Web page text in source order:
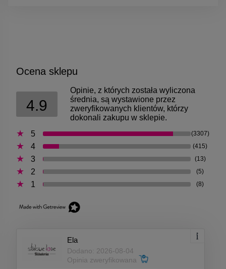
Ocena sklepu
4.9
Opinie, z których została wyliczona
średnia, są wystawione przez
zweryfikowanych klientów, którzy
dokonali zakupu w sklepie.
5
(3307)
4 (415)
3 (13)
2 (5)
1 (8)
Ela
Dodano: 2026-08-04
Opinia zweryfikowana